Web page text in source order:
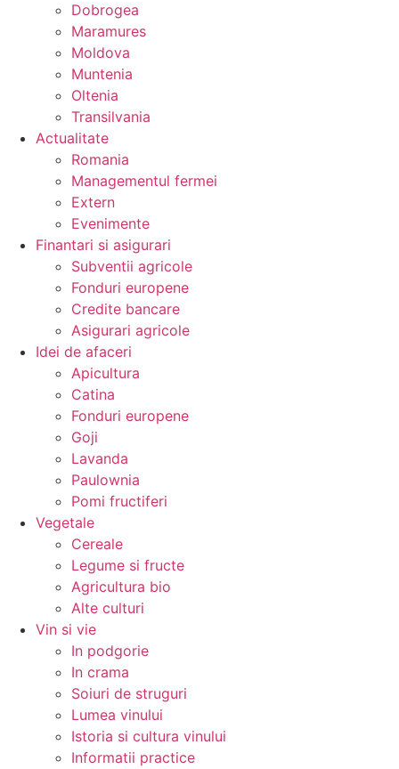
Dobrogea
Maramures
Moldova
Muntenia
Oltenia
Transilvania
Actualitate
Romania
Managementul fermei
Extern
Evenimente
Finantari si asigurari
Subventii agricole
Fonduri europene
Credite bancare
Asigurari agricole
Idei de afaceri
Apicultura
Catina
Fonduri europene
Goji
Lavanda
Paulownia
Pomi fructiferi
Vegetale
Cereale
Legume si fructe
Agricultura bio
Alte culturi
Vin si vie
In podgorie
In crama
Soiuri de struguri
Lumea vinului
Istoria si cultura vinului
Informatii practice